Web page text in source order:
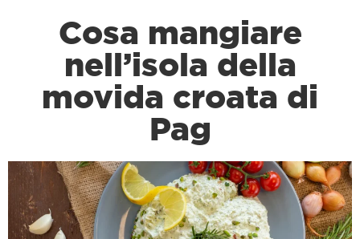
Cosa mangiare
nell’isola della
movida croata di
Pag